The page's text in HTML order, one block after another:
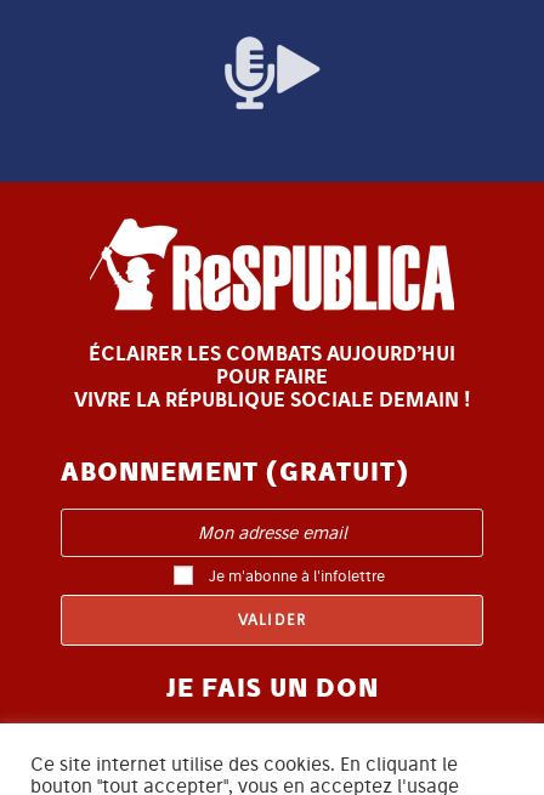
ÉCLAIRER LES COMBATS AUJOURD’HUI
POUR FAIRE
VIVRE LA RÉPUBLIQUE SOCIALE DEMAIN !
ABONNEMENT (GRATUIT)
Je m'abonne à l'infolettre
JE FAIS UN DON
Ce site internet utilise des cookies. En cliquant le
bouton "tout accepter", vous en acceptez l'usage